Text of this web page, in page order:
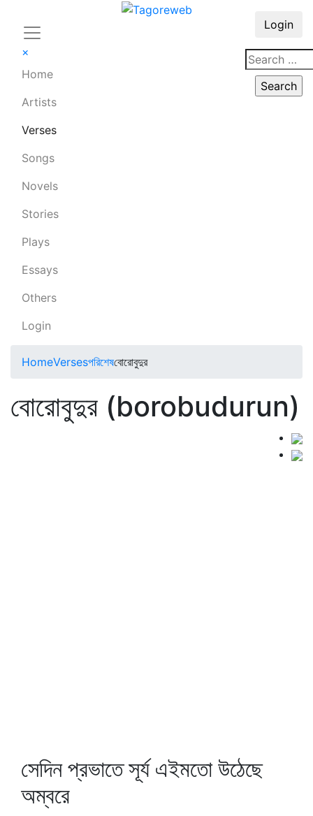
×
Home
Artists
Verses
Songs
Novels
Stories
Plays
Essays
Others
Login
Login
HomeVersesপরিশেষবোরোবুদুর
বোরোবুদুর (borobudurun)
সেদিন প্রভাতে সূর্য এইমতো উঠেছে
অম্বরে